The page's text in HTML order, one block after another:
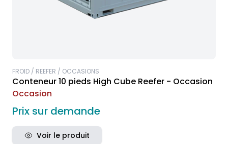
FROID / REEFER / OCCASIONS
Conteneur 10 pieds High Cube Reefer - Occasion
Occasion
Prix sur demande
Voir le produit